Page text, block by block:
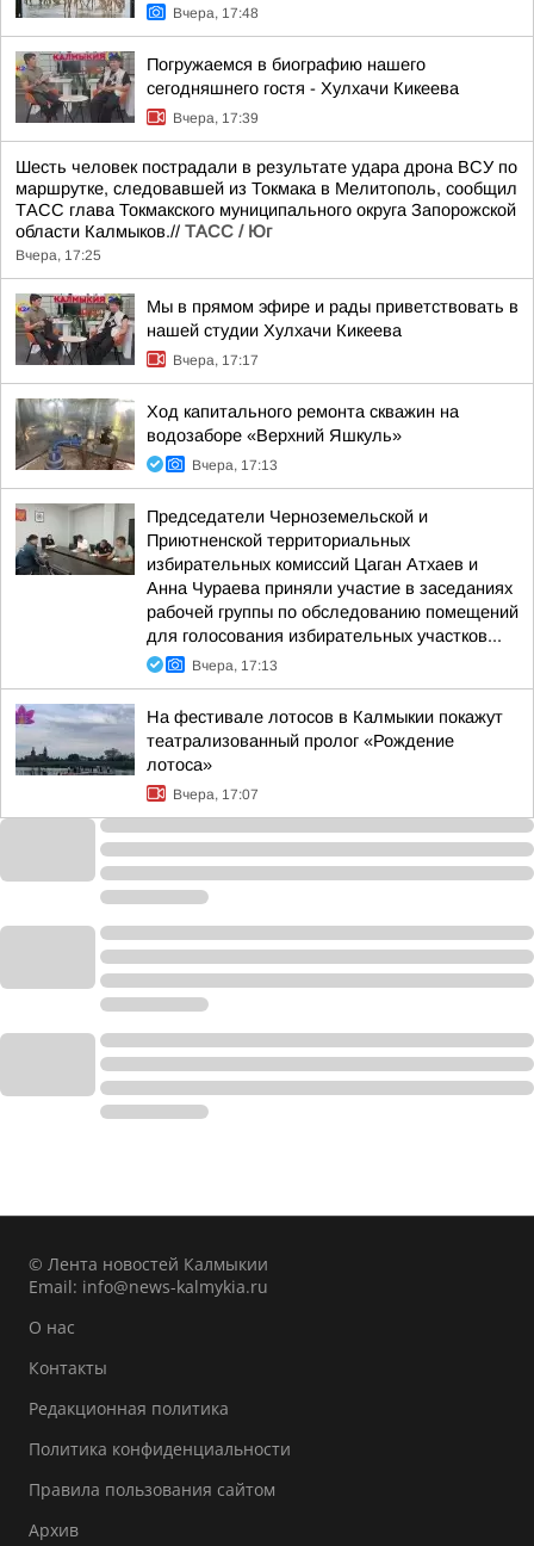
Вчера, 17:48
Погружаемся в биографию нашего
сегодняшнего гостя - Хулхачи Кикеева
Вчера, 17:39
Шесть человек пострадали в результате удара дрона ВСУ по
маршрутке, следовавшей из Токмака в Мелитополь, сообщил
ТАСС глава Токмакского муниципального округа Запорожской
области Калмыков.// ТАСС / Юг
Вчера, 17:25
Мы в прямом эфире и рады приветствовать в
нашей студии Хулхачи Кикеева
Вчера, 17:17
Ход капитального ремонта скважин на
водозаборе «Верхний Яшкуль»
Вчера, 17:13
Председатели Черноземельской и
Приютненской территориальных
избирательных комиссий Цаган Атхаев и
Анна Чураева приняли участие в заседаниях
рабочей группы по обследованию помещений
для голосования избирательных участков...
Вчера, 17:13
На фестивале лотосов в Калмыкии покажут
театрализованный пролог «Рождение
лотоса»
Вчера, 17:07
© Лента новостей Калмыкии
Email: info@news-kalmykia.ru
О нас
Контакты
Редакционная политика
Политика конфиденциальности
Правила пользования сайтом
Архив